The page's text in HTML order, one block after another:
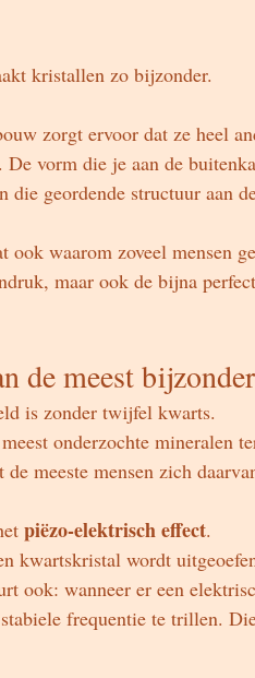
kristallen zo bijzonder.
zorgt ervoor dat ze heel
vorm die je aan de
die geordende structuur aan
ook waarom zoveel mensen
maar ook de bijna
de meest
is zonder twijfel kwarts.
onderzochte mineralen
meeste mensen zich
piëzo-elektrisch effect.
kwartskristal wordt
ook: wanneer er een
frequentie te trillen.